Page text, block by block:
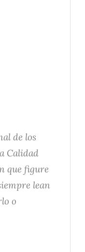
de los
Calidad
que figure
lean
o